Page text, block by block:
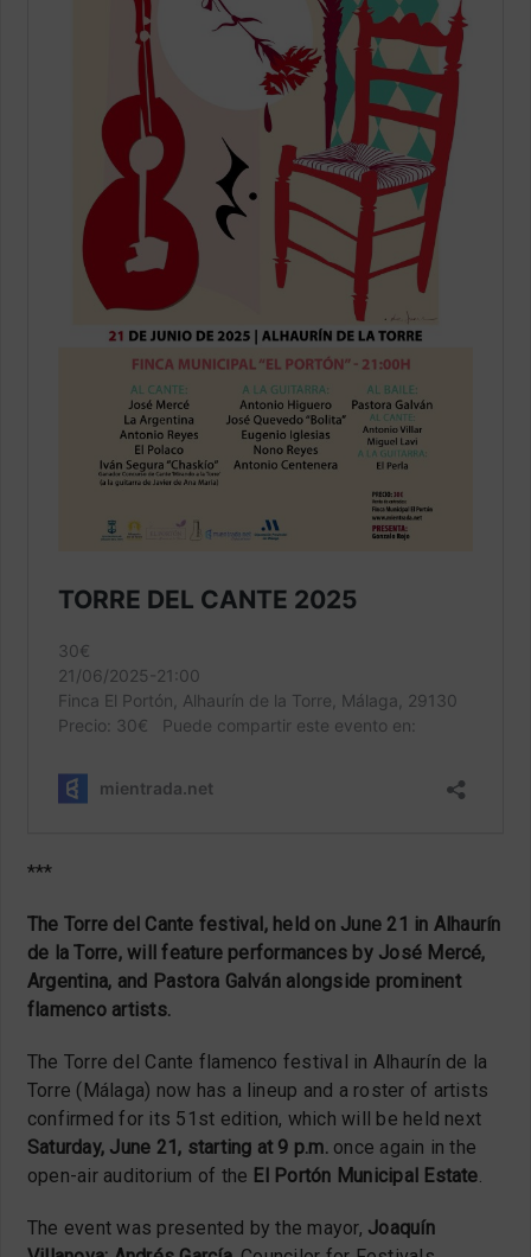
***
The Torre del Cante festival, held on June 21 in Alhaurín
de la Torre, will feature performances by José Mercé,
Argentina, and Pastora Galván alongside prominent
flamenco artists.
The Torre del Cante flamenco festival in Alhaurín de la
Torre (Málaga) now has a lineup and a roster of artists
confirmed for its 51st edition, which will be held next
Saturday, June 21, starting at 9 p.m.once again in the
open-air auditorium of the El Portón Municipal Estate.
The event was presented by the mayor, Joaquín